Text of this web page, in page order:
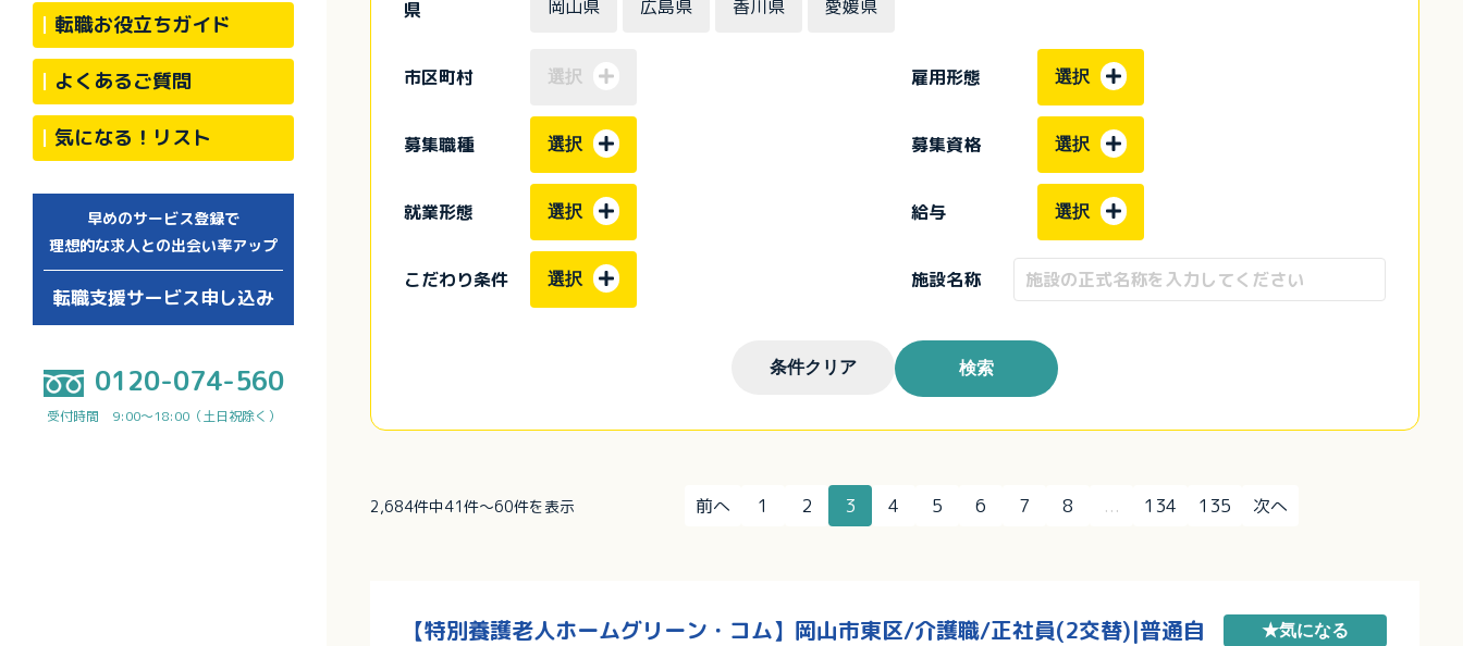
転職お役立ちガイド
よくあるご質問
気になる！リスト
早めのサービス登録で
理想的な求人との出会い率アップ
転職支援サービス申し込み
0120-074-560
受付時間 9:00～18:00（土日祝除く）
県 岡山県 広島県 香川県 愛媛県
市区町村 選択 雇用形態 選択
募集職種 選択 募集資格 選択
就業形態 選択 給与 選択
こだわり条件 選択 施設名称
条件クリア 検索
2,684件中41件～60件を表示 前へ 1 2 3 4 5 6 7 8 ... 134 135 次へ
【特別養護老人ホームグリーン・コム】岡山市東区/介護職/正社員(2交替)|普通自
★気になる